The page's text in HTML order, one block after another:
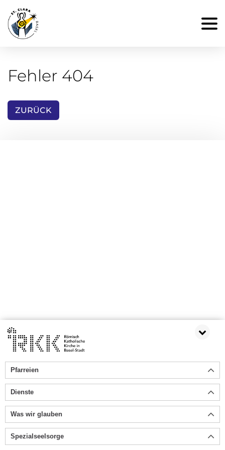
Fehler 404
ZURÜCK
Pfarreien
Dienste
Was wir glauben
Spezialseelsorge